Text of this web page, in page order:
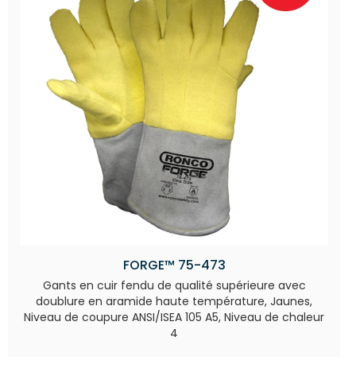
FORGE™ 75-473
Gants en cuir fendu de qualité supérieure avec
doublure en aramide haute température, Jaunes,
Niveau de coupure ANSI/ISEA 105 A5, Niveau de chaleur
4